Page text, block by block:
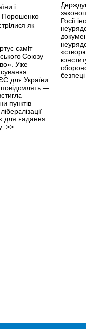
саміт
Союзу
Уже
для України
повідомлять —
пунктів
для надання
>>
Росії